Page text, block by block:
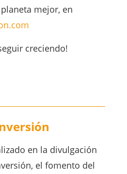
mejor, en
creciendo!
en la divulgación
el fomento del